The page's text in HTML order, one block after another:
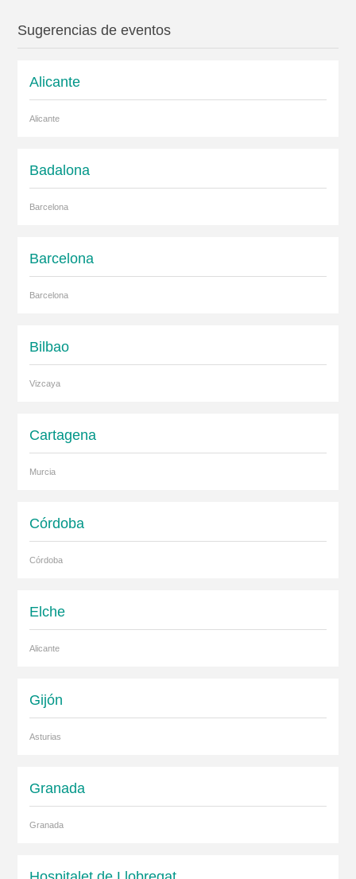
Sugerencias de eventos
Alicante
Alicante
Badalona
Barcelona
Barcelona
Barcelona
Bilbao
Vizcaya
Cartagena
Murcia
Córdoba
Córdoba
Elche
Alicante
Gijón
Asturias
Granada
Granada